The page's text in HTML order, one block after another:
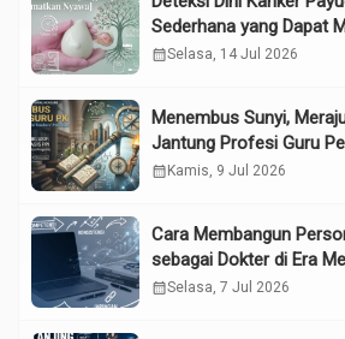
Sederhana yang Dapat
Nyawa
calendar_monthSelasa, 14 Jul 2026
Menembus Sunyi,
Jantung Profesi Guru
calendar_month Kamis, 9 Jul 2026
Cara Membangun
sebagai Dokter di Era
calendar_monthSelasa, 7 Jul 2026